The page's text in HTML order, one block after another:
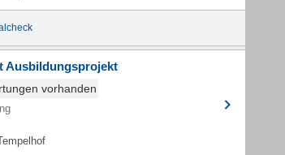
Ausbildungsprojekt
vorhanden